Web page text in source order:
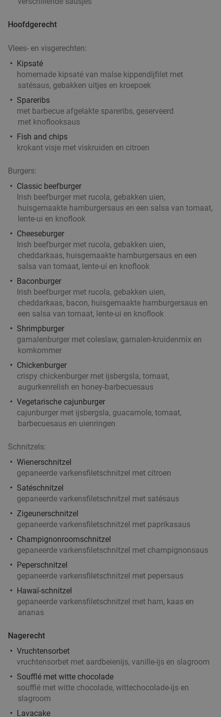
Hoofdgerecht
Vlees- en visgerechten:
Kipsaté
homemade kipsaté van malse kippendijfilet met
satésaus, gebakken uitjes en kroepoek
Spareribs
met barbecue afgelakte spareribs, geserveerd
met knoflooksaus
Fish and chips
krokant visje met viskruiden en citroen
Burgers:
Classic beefburger
Irish beefburger met rucola, gebakken uien,
huisgemaakte hamburgersaus en een salsa van tomaat,
lente-ui en knoflook
Cheeseburger
Irish beefburger met rucola, gebakken uien,
cheddarkaas, huisgemaakte hamburgersaus en een
salsa van tomaat, lente-ui en knoflook
Baconburger
Irish beefburger met rucola, gebakken uien,
cheddarkaas, bacon, huisgemaakte hamburgersaus en
een salsa van tomaat, lente-ui en knoflook
Shrimpburger
garnalenburger met coleslaw, garnalen-kruidenmix en
komkommer
Chickenburger
crispy chickenburger met ijsbergsla, tomaat,
augurkenrelish en honey-barbecuesaus
Vegetarische cajunburger
cajunburger met ijsbergsla, guacamole, tomaat,
barbecuesaus en uienringen
Schnitzels:
Wienerschnitzel
gepaneerde varkensfiletschnitzel met citroen
Satéschnitzel
gepaneerde varkensfiletschnitzel met satésaus
Zigeunerschnitzel
gepaneerde varkensfiletschnitzel met paprikasaus
Champignonroomschnitzel
gepaneerde varkensfiletschnitzel met champignonsaus
Peperschnitzel
gepaneerde varkensfiletschnitzel met pepersaus
Hawaï-schnitzel
gepaneerde varkensfiletschnitzel met ham, kaas en
ananas
Nagerecht
Vruchtensorbet
vruchtensorbet met aardbeienijs, vanille-ijs en slagroom
Soufflé met witte chocolade
soufflé met witte chocolade, wittechocolade-ijs en
slagroom
Lavacake